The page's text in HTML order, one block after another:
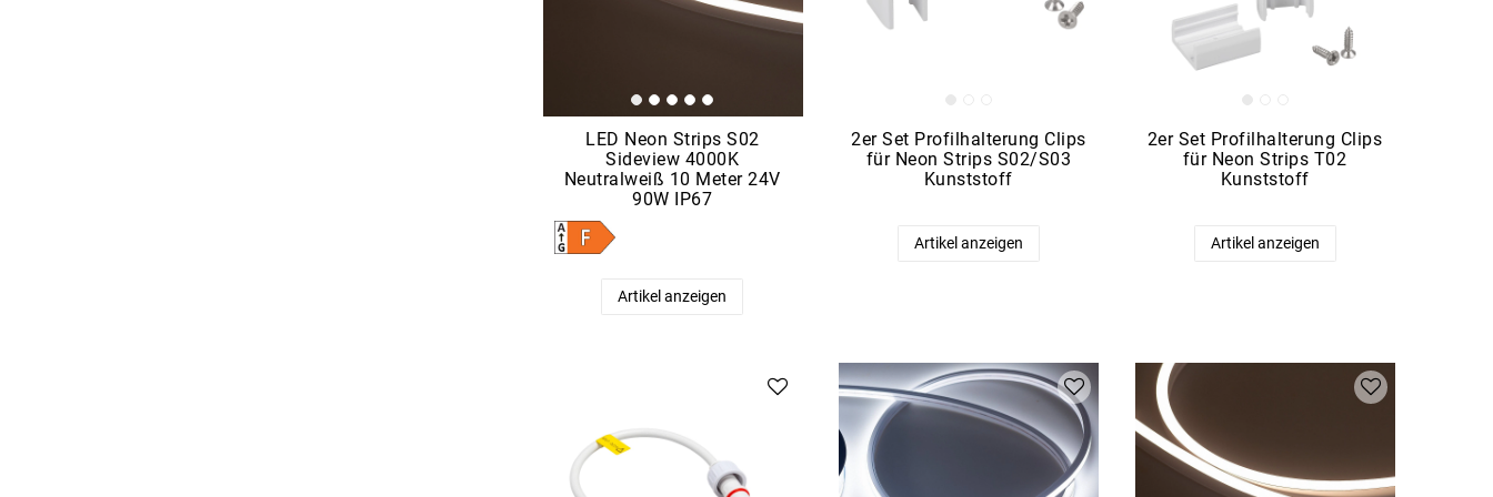
LED Neon Strips S02
Sideview 4000K
Neutralweiß 10 Meter 24V
90W IP67
Artikel anzeigen
2er Set Profilhalterung Clips
für Neon Strips S02/S03
Kunststoff
Artikel anzeigen
2er Set Profilhalterung Clips
für Neon Strips T02
Kunststoff
Artikel anzeigen